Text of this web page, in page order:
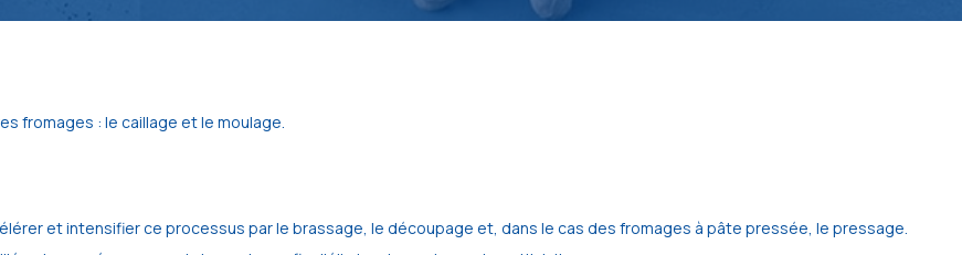
fromages : le caillage et le moulage.
et intensifier ce processus par le brassage, le découpage et, dans le cas des fromages à pâte pressée, le pressage.